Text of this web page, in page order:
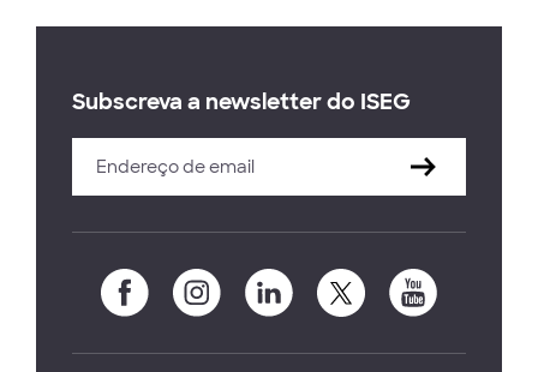
Subscreva a newsletter do ISEG